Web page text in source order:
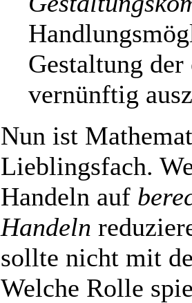
Gestaltung der
vernünftig
Nun ist
Lieblingsfach.
Handeln auf
Handeln
sollte nicht mit
Welche Rolle